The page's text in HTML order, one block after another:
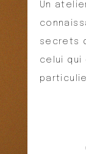
Un
secrets
celui qui